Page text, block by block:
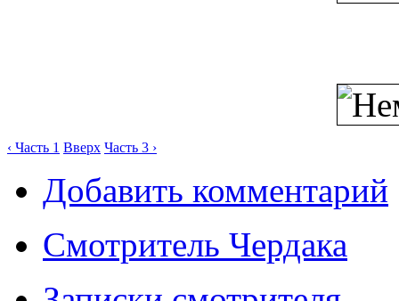
‹ Часть 1 Вверх Часть 3 ›
Добавить комментарий
Смотритель Чердака